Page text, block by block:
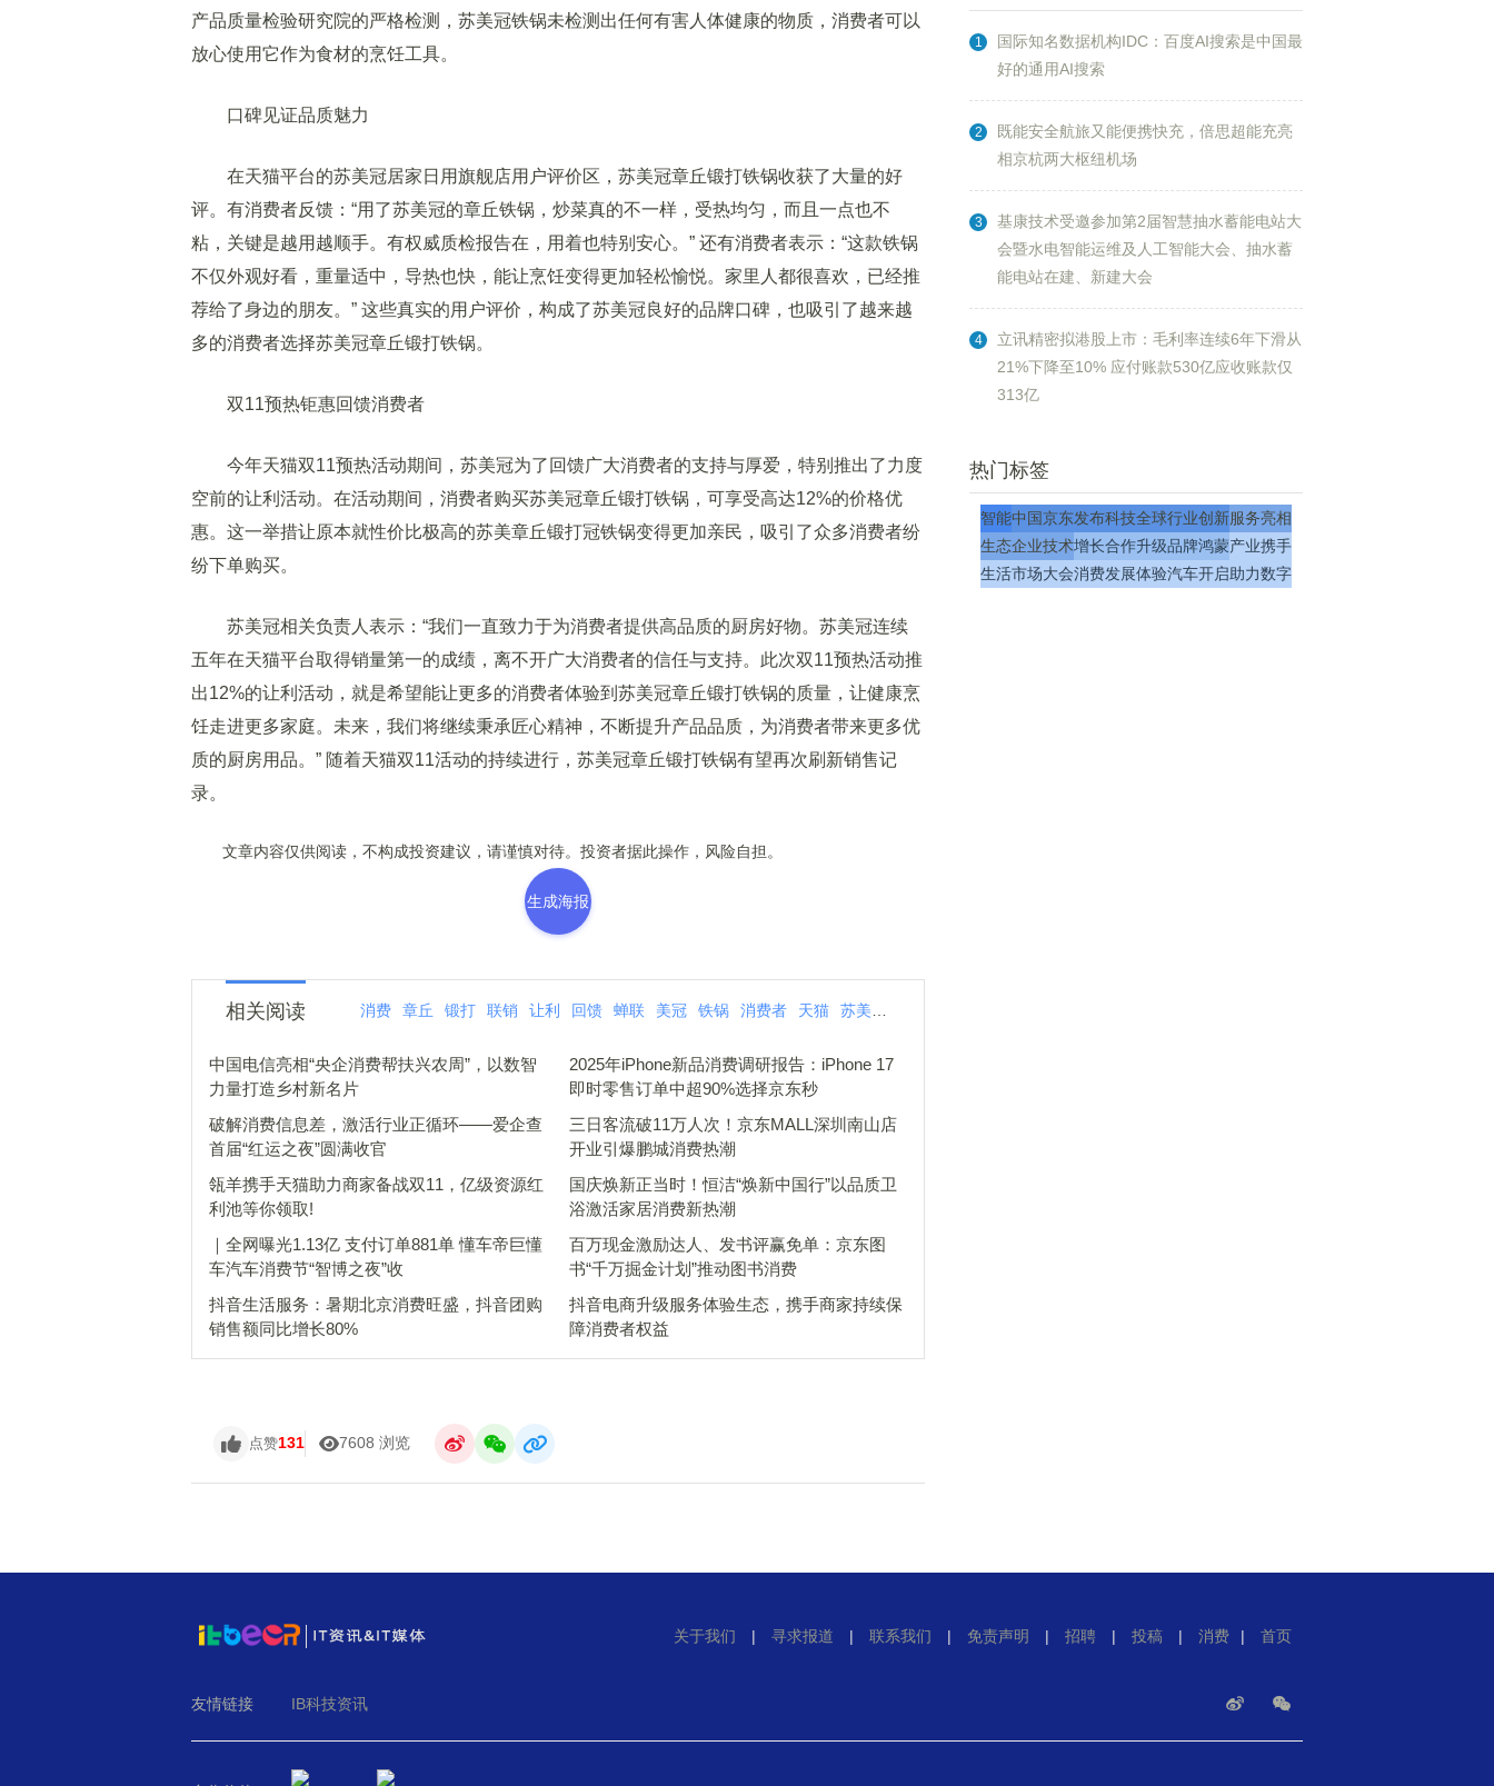
产品质量检验研究院的严格检测，苏美冠铁锅未检测出任何有害人体健康的物质，消费者可以
放心使用它作为食材的烹饪工具。
口碑见证品质魅力
在天猫平台的苏美冠居家日用旗舰店用户评价区，苏美冠章丘锻打铁锅收获了大量的好
评。有消费者反馈：“用了苏美冠的章丘铁锅，炒菜真的不一样，受热均匀，而且一点也不
粘，关键是越用越顺手。有权威质检报告在，用着也特别安心。” 还有消费者表示：“这款铁锅
不仅外观好看，重量适中，导热也快，能让烹饪变得更加轻松愉悦。家里人都很喜欢，已经推
荐给了身边的朋友。” 这些真实的用户评价，构成了苏美冠良好的品牌口碑，也吸引了越来越
多的消费者选择苏美冠章丘锻打铁锅。
双11预热钜惠回馈消费者
今年天猫双11预热活动期间，苏美冠为了回馈广大消费者的支持与厚爱，特别推出了力度
空前的让利活动。在活动期间，消费者购买苏美冠章丘锻打铁锅，可享受高达12%的价格优
惠。这一举措让原本就性价比极高的苏美章丘锻打冠铁锅变得更加亲民，吸引了众多消费者纷
纷下单购买。
苏美冠相关负责人表示：“我们一直致力于为消费者提供高品质的厨房好物。苏美冠连续
五年在天猫平台取得销量第一的成绩，离不开广大消费者的信任与支持。此次双11预热活动推
出12%的让利活动，就是希望能让更多的消费者体验到苏美冠章丘锻打铁锅的质量，让健康烹
饪走进更多家庭。未来，我们将继续秉承匠心精神，不断提升产品品质，为消费者带来更多优
质的厨房用品。” 随着天猫双11活动的持续进行，苏美冠章丘锻打铁锅有望再次刷新销售记
录。
文章内容仅供阅读，不构成投资建议，请谨慎对待。投资者据此操作，风险自担。
生成海报
相关阅读 消费 章丘 锻打 联销 让利 回馈 蝉联 美冠 铁锅 消费者 天猫 苏美
中国电信亮相“央企消费帮扶兴农周”，以数智
力量打造乡村新名片
2025年iPhone新品消费调研报告：iPhone 17
即时零售订单中超90%选择京东秒
破解消费信息差，激活行业正循环——爱企查
首届“红运之夜”圆满收官
三日客流破11万人次！京东MALL深圳南山店
开业引爆鹏城消费热潮
瓴羊携手天猫助力商家备战双11，亿级资源红
利池等你领取!
国庆焕新正当时！恒洁“焕新中国行”以品质卫
浴激活家居消费新热潮
｜全网曝光1.13亿 支付订单881单 懂车帝巨懂
车汽车消费节“智博之夜”收
百万现金激励达人、发书评赢免单：京东图
书“千万掘金计划”推动图书消费
抖音生活服务：暑期北京消费旺盛，抖音团购
销售额同比增长80%
抖音电商升级服务体验生态，携手商家持续保
障消费者权益
点赞131 7608 浏览
1
国际知名数据机构IDC：百度AI搜索是中国最
好的通用AI搜索
2
既能安全航旅又能便携快充，倍思超能充亮
相京杭两大枢纽机场
3
基康技术受邀参加第2届智慧抽水蓄能电站大
会暨水电智能运维及人工智能大会、抽水蓄
能电站在建、新建大会
4
立讯精密拟港股上市：毛利率连续6年下滑从
21%下降至10% 应付账款530亿应收账款仅
313亿
热门标签
智能中国京东发布科技全球行业创新服务亮相
生态企业技术增长合作升级品牌鸿蒙产业携手
生活市场大会消费发展体验汽车开启助力数字
关于我们 | 寻求报道 | 联系我们 | 免责声明 | 招聘 | 投稿 | 消费 | 首页
友情链接 IB科技资讯